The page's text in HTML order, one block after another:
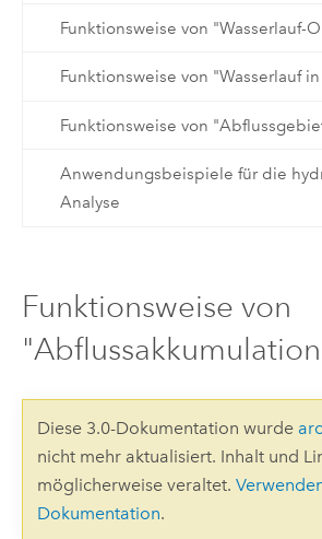
Funktionsweise von "Wasserlauf-
Funktionsweise von "Wasserlauf
Funktionsweise von
Anwendungsbeispiele für die
Analyse
Funktionsweise von
Diese 3.0-Dokumentation wurde
nicht mehr aktualisiert. Inhalt und
möglicherweise veraltet.
Dokumentation.